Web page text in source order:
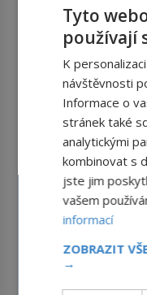
Tyto
používají
K
návštěvnosti
Informace o
stránek také
analytickými
kombinovat s
jste jim
vašem
informací
ZOBRAZIT
→